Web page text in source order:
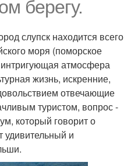
берегу.
слупск находится всего
моря (поморское
атмосфера
жизнь, искренние,
отвечающие
туристом, вопрос -
который говорит о
удивительный и